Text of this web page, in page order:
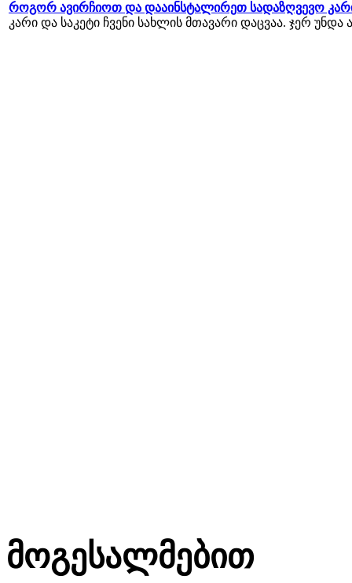
როგორ ავირჩიოთ და დააინსტალირეთ სადაზღვევო
კარი და საკეტი ჩვენი სახლის მთავარი დაცვაა. ჯერ უნდა
მოგესალმებით